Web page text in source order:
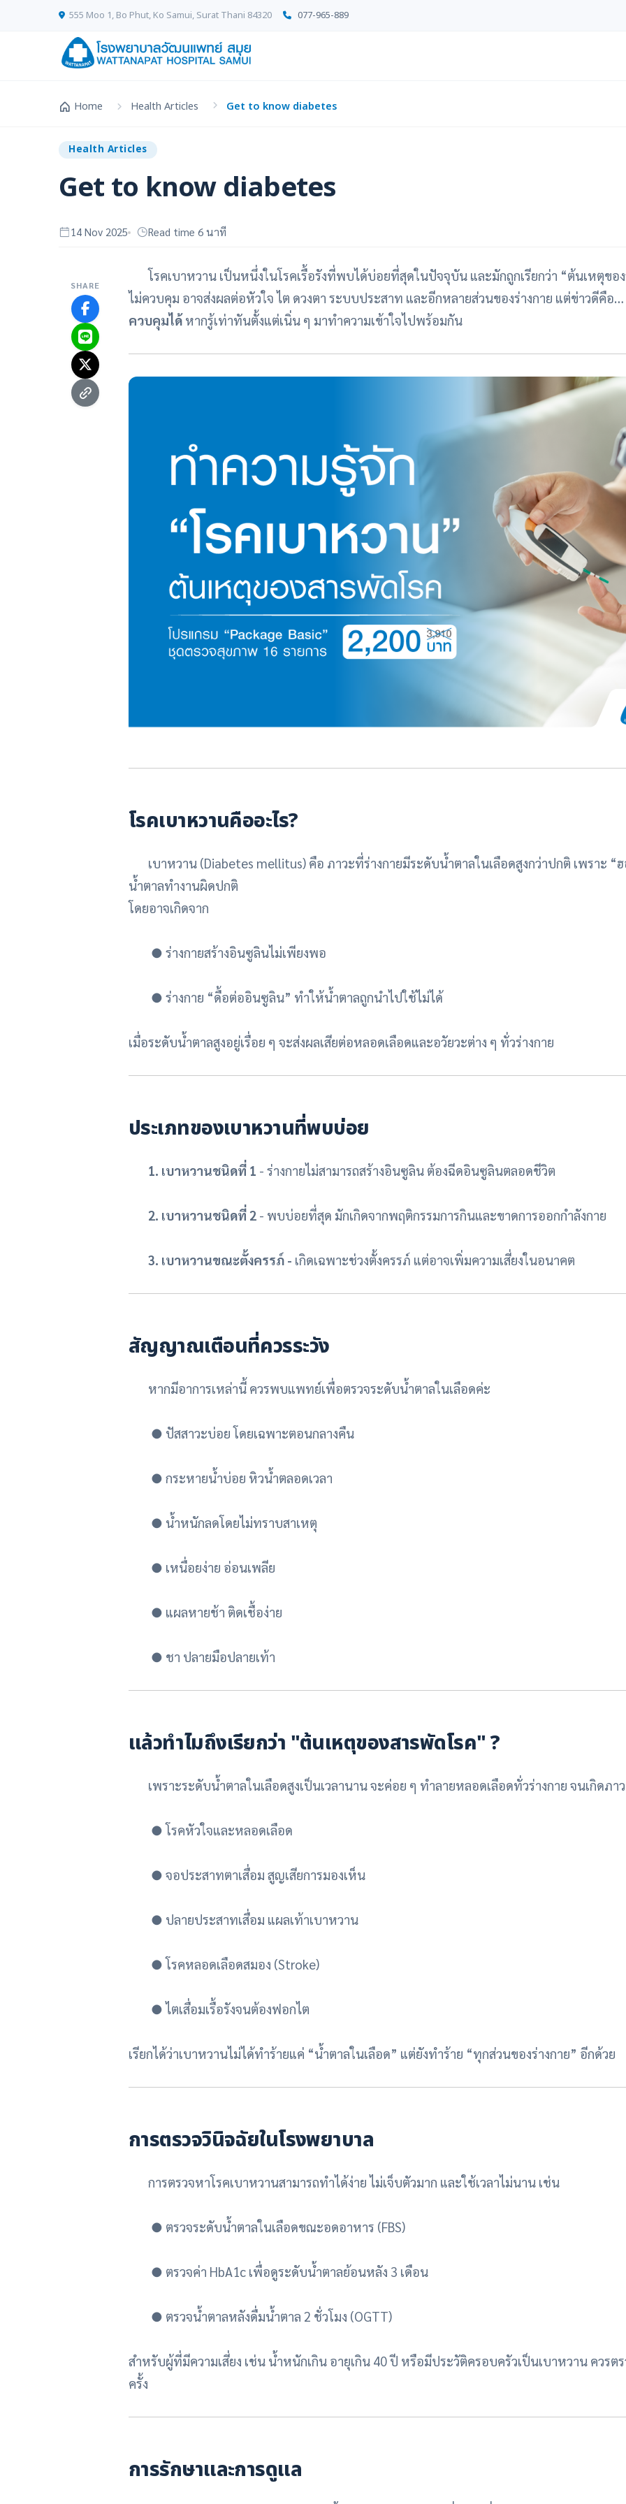
555 Moo 1, Bo Phut, Ko Samui, Surat Thani 84320 077-965-889
Home Health Articles Get to know diabetes
Health Articles
Get to know diabetes
14 Nov 2025 Read time 6 นาที
SHARE
โรคเบาหวาน เป็นหนึ่งในโรคเรื้อรังที่พบได้บ่อยที่สุดในปัจจุบัน และมักถูกเรียกว่า “ต้นเหตุขอ
ไม่ควบคุม อาจส่งผลต่อหัวใจ ไต ดวงตา ระบบประสาท และอีกหลายส่วนของร่างกาย แต่ข่าวดีคือ…
ควบคุมได้ หากรู้เท่าทันตั้งแต่เนิ่น ๆ มาทำความเข้าใจไปพร้อมกัน
โรคเบาหวานคืออะไร?
เบาหวาน (Diabetes mellitus) คือ ภาวะที่ร่างกายมีระดับน้ำตาลในเลือดสูงกว่าปกติ เพราะ
น้ำตาลทำงานผิดปกติ
โดยอาจเกิดจาก
● ร่างกายสร้างอินซูลินไม่เพียงพอ
● ร่างกาย “ดื้อต่ออินซูลิน” ทำให้น้ำตาลถูกนำไปใช้ไม่ได้
เมื่อระดับน้ำตาลสูงอยู่เรื่อย ๆ จะส่งผลเสียต่อหลอดเลือดและอวัยวะต่าง ๆ ทั่วร่างกาย
ประเภทของเบาหวานที่พบบ่อย
1. เบาหวานชนิดที่ 1 - ร่างกายไม่สามารถสร้างอินซูลิน ต้องฉีดอินซูลินตลอดชีวิต
2. เบาหวานชนิดที่ 2 - พบบ่อยที่สุด มักเกิดจากพฤติกรรมการกินและขาดการออกกำลังกาย
3. เบาหวานขณะตั้งครรภ์ - เกิดเฉพาะช่วงตั้งครรภ์ แต่อาจเพิ่มความเสี่ยงในอนาคต
สัญญาณเตือนที่ควรระวัง
หากมีอาการเหล่านี้ ควรพบแพทย์เพื่อตรวจระดับน้ำตาลในเลือดค่ะ
● ปัสสาวะบ่อย โดยเฉพาะตอนกลางคืน
● กระหายน้ำบ่อย หิวน้ำตลอดเวลา
● น้ำหนักลดโดยไม่ทราบสาเหตุ
● เหนื่อยง่าย อ่อนเพลีย
● แผลหายช้า ติดเชื้อง่าย
● ชา ปลายมือปลายเท้า
แล้วทำไมถึงเรียกว่า "ต้นเหตุของสารพัดโรค" ?
เพราะระดับน้ำตาลในเลือดสูงเป็นเวลานาน จะค่อย ๆ ทำลายหลอดเลือดทั่วร่างกาย จนเกิดภ
●โรคหัวใจและหลอดเลือด
● จอประสาทตาเสื่อม สูญเสียการมองเห็น
● ปลายประสาทเสื่อม แผลเท้าเบาหวาน
●โรคหลอดเลือดสมอง (Stroke)
●ไตเสื่อมเรื้อรังจนต้องฟอกไต
เรียกได้ว่าเบาหวานไม่ได้ทำร้ายแค่ “น้ำตาลในเลือด” แต่ยังทำร้าย “ทุกส่วนของร่างกาย” อีกด้วย
การตรวจวินิจฉัยในโรงพยาบาล
การตรวจหาโรคเบาหวานสามารถทำได้ง่าย ไม่เจ็บตัวมาก และใช้เวลาไม่นาน เช่น
● ตรวจระดับน้ำตาลในเลือดขณะอดอาหาร (FBS)
● ตรวจค่า HbA1c เพื่อดูระดับน้ำตาลย้อนหลัง 3 เดือน
● ตรวจน้ำตาลหลังดื่มน้ำตาล 2 ชั่วโมง (OGTT)
สำหรับผู้ที่มีความเสี่ยง เช่น น้ำหนักเกิน อายุเกิน 40 ปี หรือมีประวัติครอบครัวเป็นเบาหวาน ควร
ครั้ง
การรักษาและการดูแล